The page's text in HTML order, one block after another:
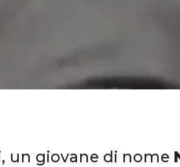
un giovane di nome